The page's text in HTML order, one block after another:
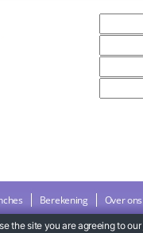
Berekening Over ons
the site you are agreeing to our